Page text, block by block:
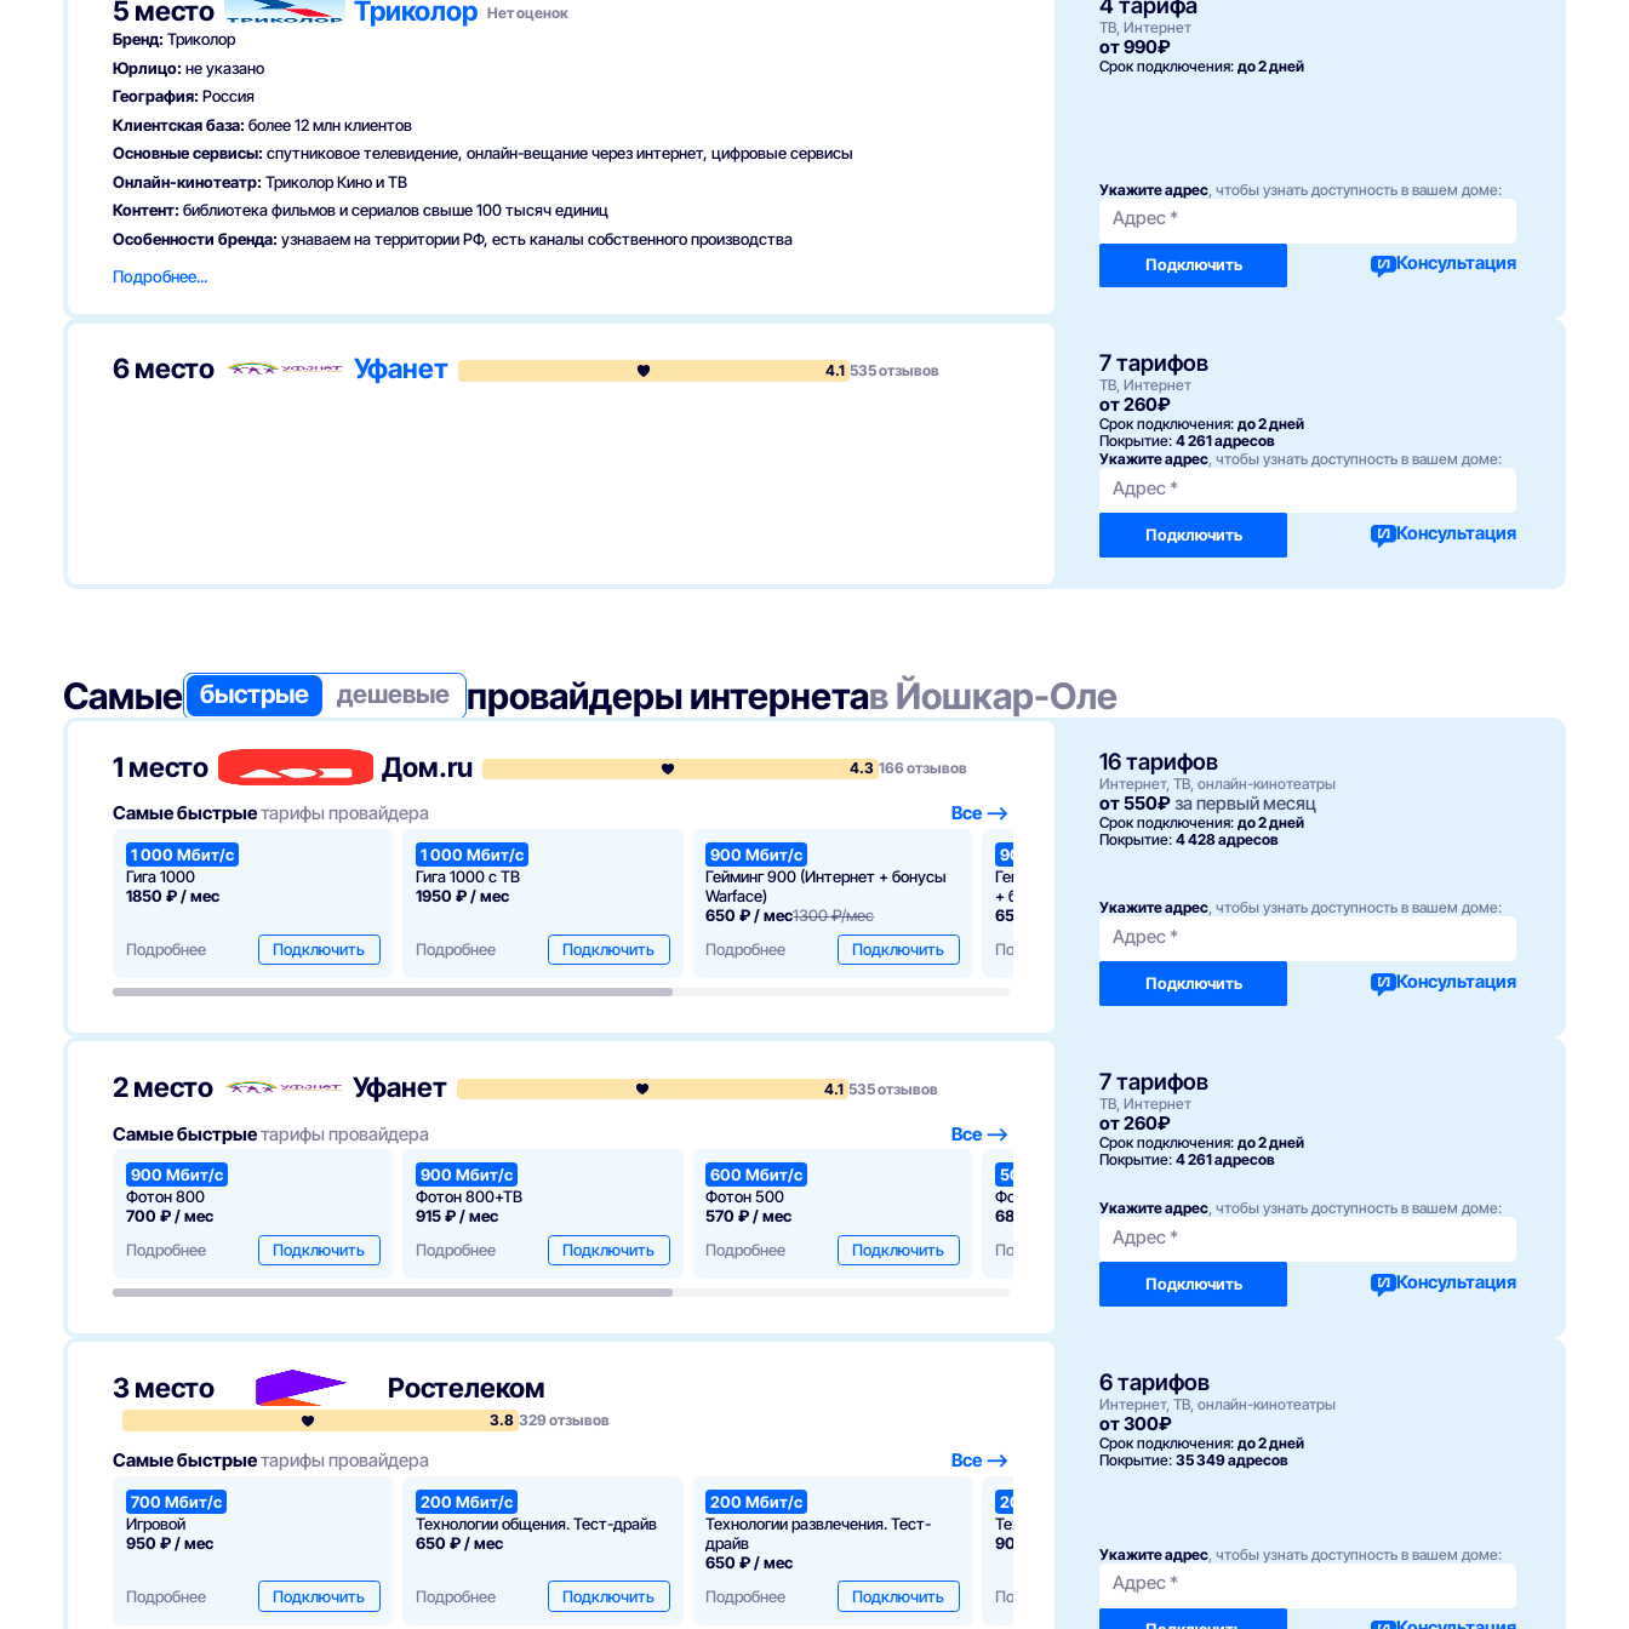
5 место Триколор Нет оценок
Бренд: Триколор
Юрлицо: не указано
География: Россия
Клиентская база: более 12 млн клиентов
Основные сервисы: спутниковое телевидение, онлайн-вещание через интернет, цифровые сервисы
Онлайн-кинотеатр: Триколор Кино и ТВ
Контент: библиотека фильмов и сериалов свыше 100 тысяч единиц
Особенности бренда: узнаваем на территории РФ, есть каналы собственного производства
О провайдере
Триколор — один из заметных операторов платного телевидения в России, предлагающий как спутниковое вещание,
собственный каталог продукции.
Сервис «Триколор Кино и ТВ» расширяет возможности просмотра за счет онлайн-библиотеки и контента, доступного
Оформите заявку на подключение, укажите адрес и контактные данные
Какова основная специализация провайдера?Триколор предлагает платное телевидение и цифровые сервисы,
включая онлайн-кинотеатр, с доступом через спутник и интернет.Какие виды контента доступны?Доступна
телевизионная сеть и онлайн-кинотеатр с обширной библиотекой фильмов и сериалов.Где найти дополнительную
Подробнее...
4 тарифа
ТВ, Интернет
от 990₽
Срок подключения:до 2 дней
Укажите адрес , чтобы узнать доступность в вашем доме:
Адрес *
Подключить Консультация
6 место Уфанет 4.1 535 отзывов 7 тарифов
ТВ, Интернет
от 260₽
Срок подключения:до 2 дней
Покрытие:4 261 адресов
Укажите адрес, чтобы узнать доступность в вашем доме:
Адрес *
Подключить Консультация
Самые быстрые дешевые провайдеры интернетав Йошкар-Оле
1 место Дом.ru 4.3 166 отзывов
Самые быстрыетарифы провайдера Все —>
1 000 Мбит/с
Гига 1000
1850 ₽ / мес
Подробнее Подключить
1 000 Мбит/с
Гига 1000 с ТВ
1950 ₽ / мес
Подробнее Подключить
900 Мбит/с
Гейминг 900 (Интернет + бонусы
Warface)
650 ₽ / мес1300 ₽/мес
Подробнее
Подключить
900 Мбит/с
Гейминг 900 + ТВ (Интернет + ТВ
+ бонусы Warface)
650 ₽ / мес
1300 ₽/мес
Подробнее
Подключить
16 тарифов
Интернет, ТВ, онлайн-кинотеатры
от 550₽за первый месяц
Срок подключения:до 2 дней
Покрытие:4 428 адресов
Укажите адрес, чтобы узнать доступность в вашем доме:
Адрес *
Подключить Консультация
2 место Уфанет 4.1 535 отзывов
Самые быстрыетарифы провайдера Все —>
900 Мбит/с
Фотон 800
700 ₽ / мес
Подробнее
Подключить
900 Мбит/с
Фотон 800+ТВ
915 ₽ / мес
Подробнее
Подключить
600 Мбит/с
Фотон 500
570 ₽ / мес
Подробнее
Подключить
500 Мбит/с
Фотон 500+ТВ
685 ₽ / мес
Подробнее
Подключить
500 ₽ / мес
7 тарифов
ТВ, Интернет
от 260₽
Срок подключения:до 2 дней
Покрытие:4 261 адресов
Укажите адрес, чтобы узнать доступность в вашем доме:
Адрес *
Подключить Консультация
3 место Ростелеком
3.8 329 отзывов
Самые быстрыетарифы провайдера Все —>
700 Мбит/с
Игровой
950 ₽ / мес
Подробнее Подключить
200 Мбит/с
Технологии общения. Тест-драйв
650 ₽ / мес
Подробнее Подключить
200 Мбит/с
Технологии развлечения. Тест-
драйв
650 ₽ / мес
Подробнее
Подключить
200 Мбит/с
Технологии выгоды. Тест-драйв
900 ₽ / мес
Подробнее
6 тарифов
Интернет, ТВ, онлайн-кинотеатры
от 300₽
Срок подключения:до 2 дней
Покрытие:35 349 адресов
Укажите адрес , чтобы узнать доступность в вашем доме:
Адрес *